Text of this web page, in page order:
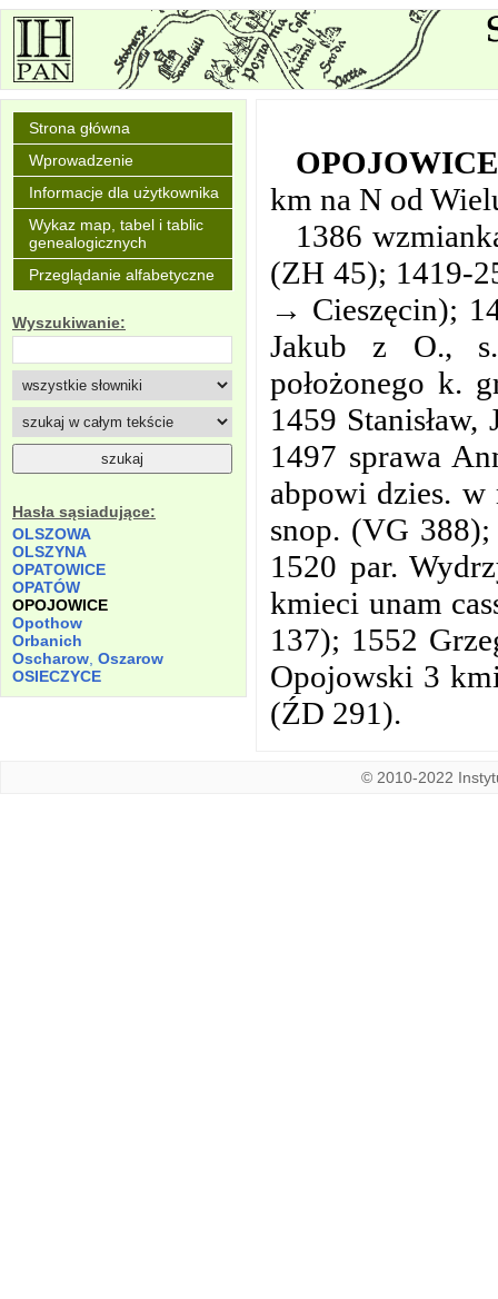
Strona główna
Wprowadzenie
Informacje dla użytkownika
Wykaz map, tabel i tablic
genealogicznych
Przeglądanie alfabetyczne
Wyszukiwanie:
Hasła sąsiadujące:
OLSZOWA
OLSZYNA
OPATOWICE
OPATÓW
OPOJOWICE
Opothow
Orbanich
Oscharow Oszarow
OSIECZYCE
OPOJOWICE
km na N od
1386
(ZH 45); 1419-
→ Cieszęcin);
Jakub z O.,
położonego k.
1459
1497 sprawa
abpowi dzies. w
snop. (VG
1520 par.
kmieci unam
137); 1552
Opojowski 3
(ŹD 291).
© 2010-2022